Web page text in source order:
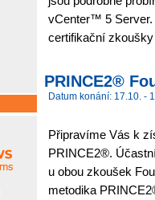
vCenter™ 5 Server.
certifikační
PRINCE2®
Datum konání: 17.10. -
Připravíme Vás k
PRINCE2®.
u obou zkoušek
metodika